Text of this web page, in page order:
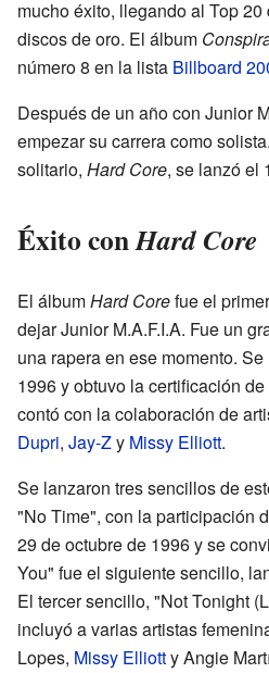
mucho éxito, llegando al Top
discos de oro. El álbum
número 8 en la lista Billboard
Después de un año con Junior
empezar su carrera como
solitario, Hard Core, se lanzó el
Éxito conHard Core
El álbumHard Corefue el
dejar Junior M.A.F.I.A. Fue un
una rapera en ese momento.
1996 y obtuvo la certificación
contó con la colaboración de
Dupri, Jay-Zy Missy Elliott.
Se lanzaron tres sencillos de
"No Time", con la participación
29 de octubre de 1996 y se
You" fue el siguiente sencillo,
El tercer sencillo, "Not Tonight
incluyó a varias artistas
Lopes, Missy Elliotty Angie